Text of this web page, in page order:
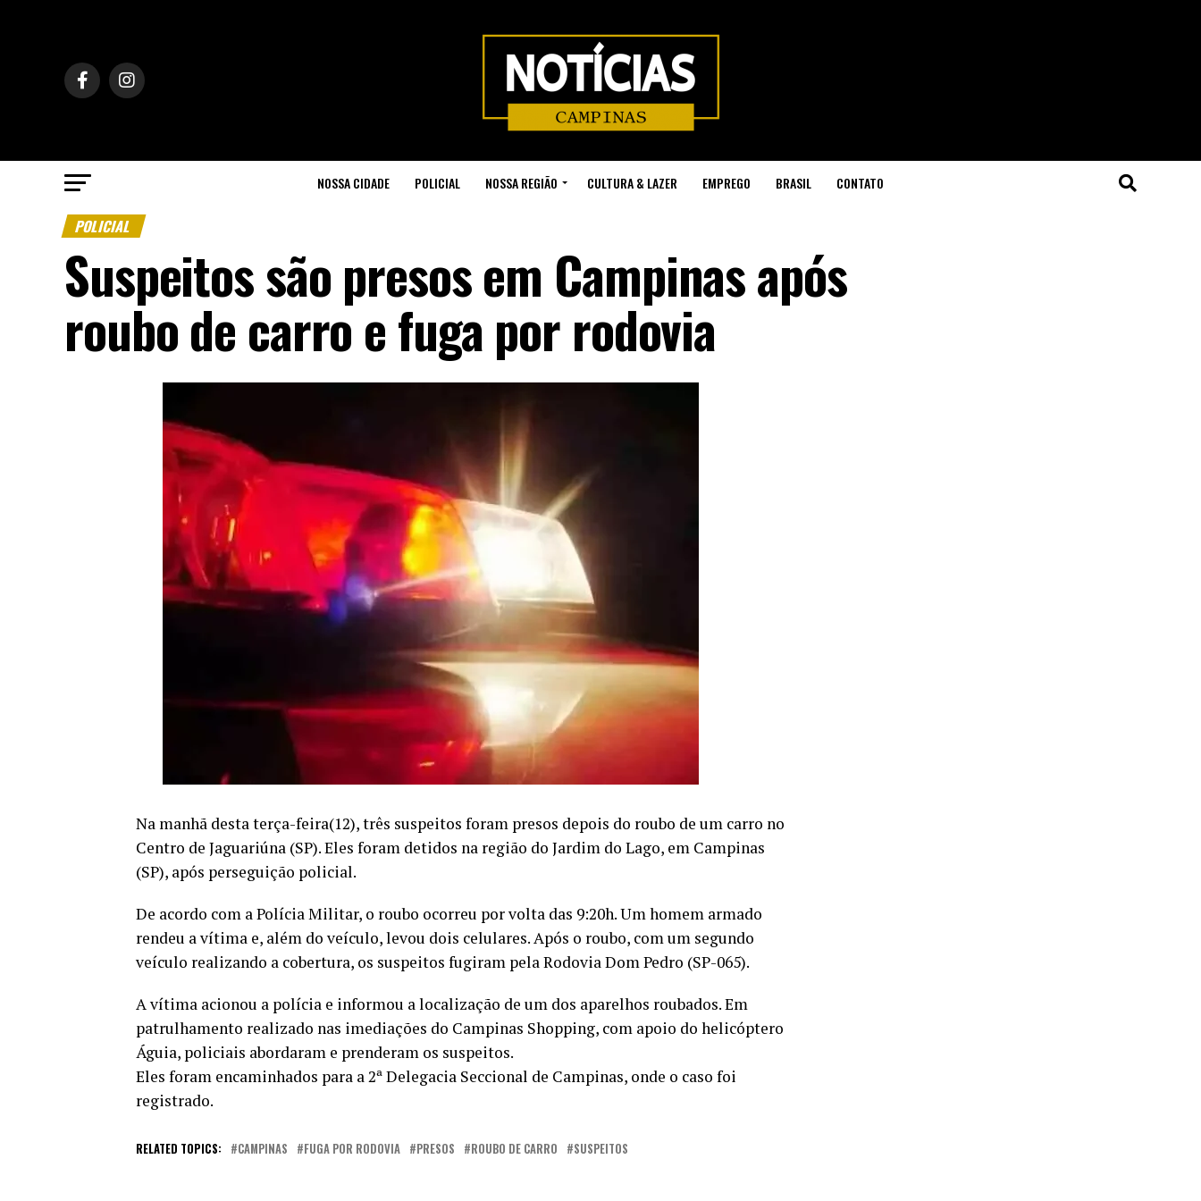
NOSSA CIDADE POLICIAL NOSSA REGIÃO CULTURA & LAZER EMPREGO BRASIL CONTATO
POLICIAL
Suspeitos são presos em Campinas após
roubo de carro e fuga por rodovia
Na manhã desta terça-feira(12), três suspeitos foram presos depois do roubo de um carro no
Centro de Jaguariúna (SP). Eles foram detidos na região do Jardim do Lago, em Campinas
(SP), após perseguição policial.
De acordo com a Polícia Militar, o roubo ocorreu por volta das 9:20h. Um homem armado
rendeu a vítima e, além do veículo, levou dois celulares. Após o roubo, com um segundo
veículo realizando a cobertura, os suspeitos fugiram pela Rodovia Dom Pedro (SP-065).
A vítima acionou a polícia e informou a localização de um dos aparelhos roubados. Em
patrulhamento realizado nas imediações do Campinas Shopping, com apoio do helicóptero
Águia, policiais abordaram e prenderam os suspeitos.
Eles foram encaminhados para a 2ª Delegacia Seccional de Campinas, onde o caso foi
registrado.
RELATED TOPICS: CAMPINAS FUGA POR RODOVIA PRESOS ROUBO DE CARRO SUSPEITOS